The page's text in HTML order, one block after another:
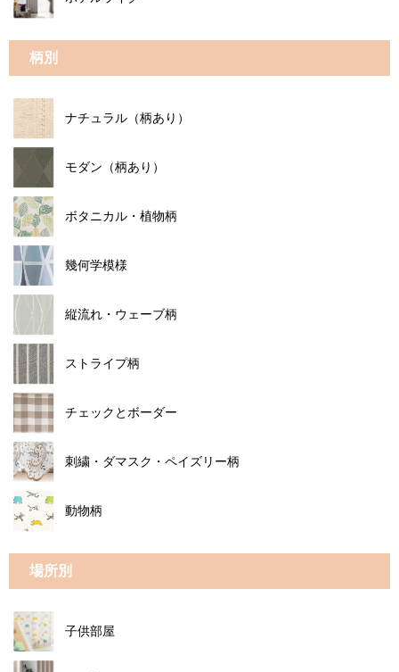
柄別
ナチュラル（柄あり）
モダン（柄あり）
ボタニカル・植物柄
幾何学模様
縦流れ・ウェーブ柄
ストライプ柄
チェックとボーダー
刺繍・ダマスク・ペイズリー柄
動物柄
場所別
子供部屋